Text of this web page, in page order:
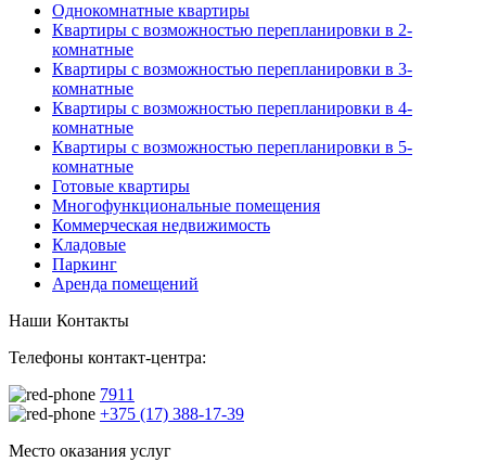
Однокомнатные квартиры
Квартиры с возможностью перепланировки в 2-
комнатные
Квартиры с возможностью перепланировки в 3-
комнатные
Квартиры с возможностью перепланировки в 4-
комнатные
Квартиры с возможностью перепланировки в 5-
комнатные
Готовые квартиры
Многофункциональные помещения
Коммерческая недвижимость
Кладовые
Паркинг
Аренда помещений
Наши Контакты
Телефоны контакт-центра:
7911
+375 (17) 388-17-39
Место оказания услуг